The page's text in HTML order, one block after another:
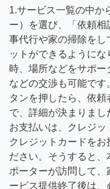
1.サービス一覧の中か
ー）を選び、「依頼
事代行や家の掃除をし
ットができるように
時、場所などをサポ
などの交渉も可能で
タンを押したら、依
で、詳細が決まりまし
お支払いは、クレジッ
クレジットカードをお
ださい。そうすると
ポーターが訪問して
ービス提供終了後は、